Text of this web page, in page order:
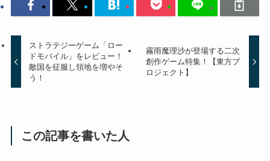
ストラテジーゲーム「ロー
ドモバイル」をレビュー！
敵国を征服し領地を増やそ
う！
霧雨魔理沙が登場する二次
創作ゲーム特集！【東方プ
ロジェクト】
この記事を書いた人